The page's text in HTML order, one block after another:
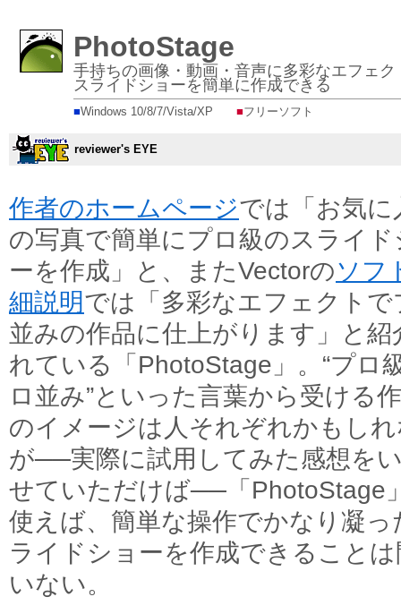
PhotoStage
手持ちの画像・動画・音声に多彩なエフェ
スライドショーを簡単に作成できる
■Windows 10/8/7/Vista/XP ■フリーソフト
reviewer's EYE
作者のホームページでは「お気に
の写真で簡単にプロ級のスライド
ーを作成」と、またVectorのソフ
細説明では「多彩なエフェクトで
並みの作品に仕上がります」と紹
れている「PhotoStage」。“プロ
ロ並み”といった言葉から受ける
のイメージは人それぞれかもし
が──実際に試用してみた感想を
せていただけば──「PhotoStage
使えば、簡単な操作でかなり凝っ
ライドショーを作成できることは
いない。